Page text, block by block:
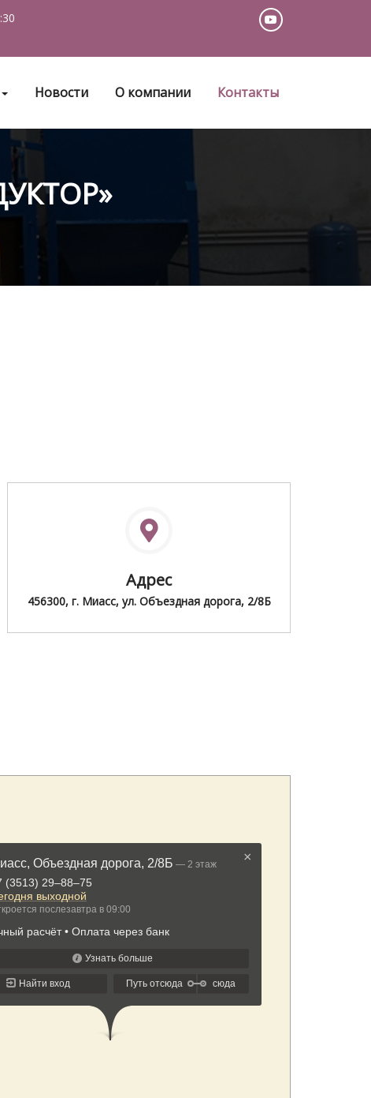
Новости О компании Контакты
Адрес
456300, г. Миасс, ул. Объездная дорога, 2/8Б